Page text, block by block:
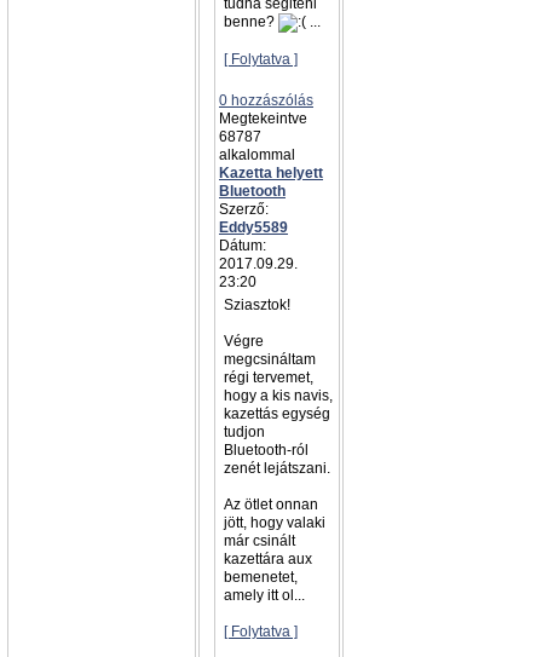
tudna segiteni
benne?
...
[ Folytatva ]
0 hozzászólás
Megtekeintve
68787
alkalommal
Kazetta helyett
Bluetooth
Szerző:
Eddy5589
Dátum:
2017.09.29.
23:20
Sziasztok!
Végre
megcsináltam
régi tervemet,
hogy a kis navis,
kazettás egység
tudjon
Bluetooth-ról
zenét lejátszani.
Az ötlet onnan
jött, hogy valaki
már csinált
kazettára aux
bemenetet,
amely itt ol...
[ Folytatva ]